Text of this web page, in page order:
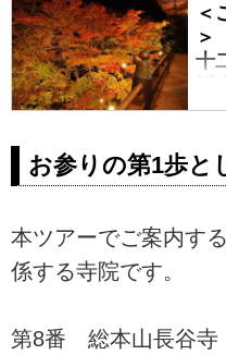
＜
＞
十
千
＜
『
じ
お参りの第1歩と
本ツアーでご案内す
係する寺院です。
第8番 総本山長谷寺